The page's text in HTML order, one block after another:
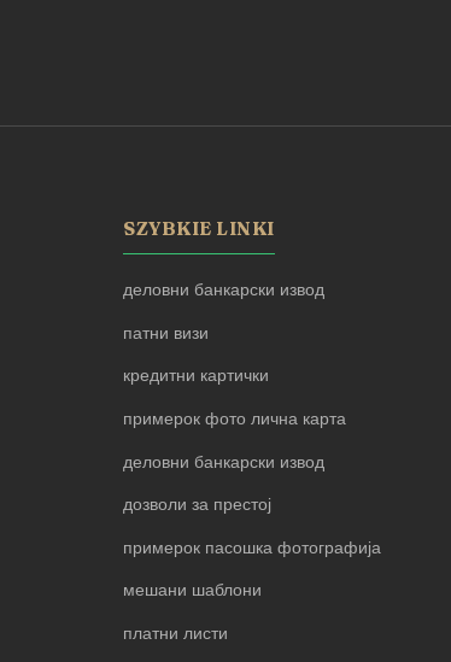
SZYBKIE LINKI
деловни банкарски извод
патни визи
кредитни картички
примерок фото лична карта
деловни банкарски извод
дозволи за престој
примерок пасошка фотографија
мешани шаблони
платни листи